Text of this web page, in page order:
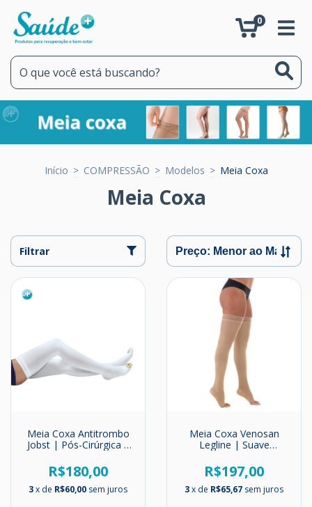
0
Início > COMPRESSÃO > Modelos > Meia Coxa
Meia Coxa
Filtrar
Meia Coxa Antitrombo
Jobst | Pós-Cirúrgica |
R$180,00
3x de R$60,00 sem juros
Meia Coxa Venosan
Legline | Suave
23mmHg
R$197,00
3x de R$65,67 sem juros